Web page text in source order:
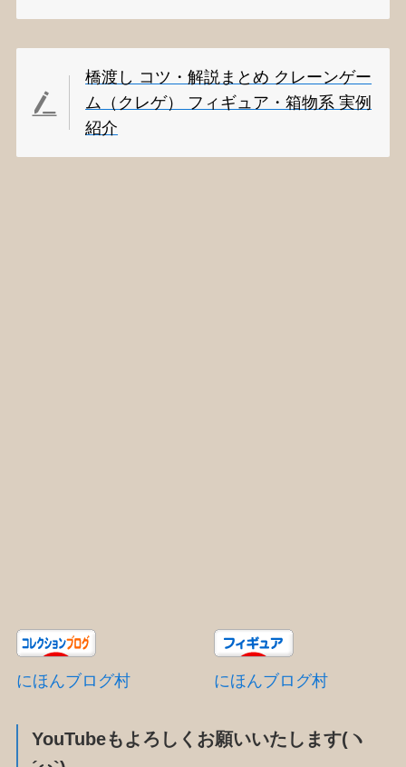
橋渡し コツ・解説まとめ クレーンゲー
ム（クレゲ） フィギュア・箱物系 実例
紹介
にほんブログ村 にほんブログ村
YouTubeもよろしくお願いいたします(ヽ